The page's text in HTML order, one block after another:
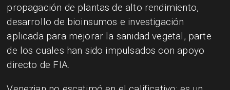
propagación de plantas de alto rendimiento,
desarrollo de bioinsumos e investigación
aplicada para mejorar la sanidad vegetal, parte
de los cuales han sido impulsados con apoyo
directo de FIA.